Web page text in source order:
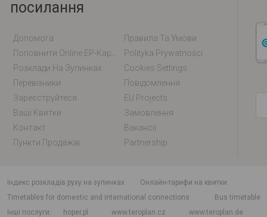
посилання
Допомога
Правила Та Умови
Polityka Prywatności
Розклади На Зупинках
Cookies Settings
Перевізники
Повідомлення
Зареєструйтеся
EU Projects
Ваші Квитки
Замовлення
Контакт
Вакансії
Пункти Продажів
Partnership
індекс розкладів руху на зупинках
Онлайн-тарифи на квитки
Timetables for domestic and international connections
Bus timetable
Інші послуги
hoper.pl www.teroplan.cz www.teroplan.de